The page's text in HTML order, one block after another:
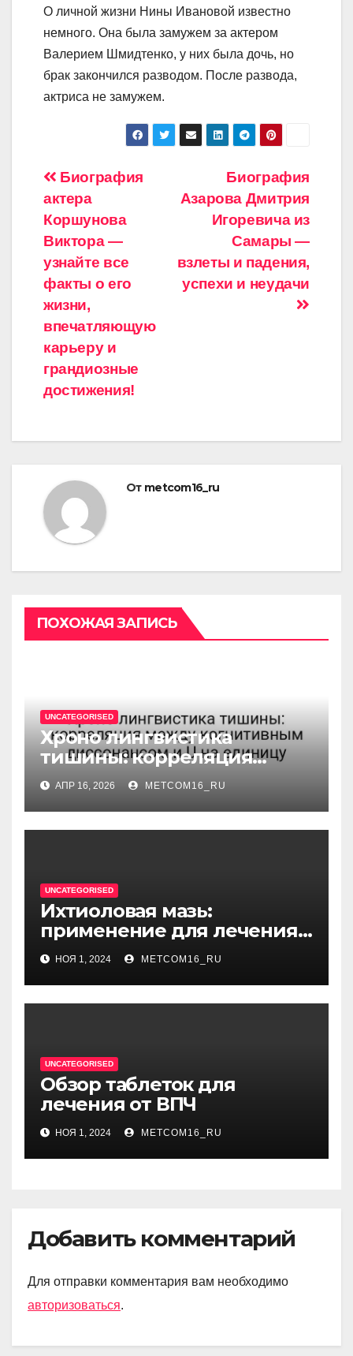
О личной жизни Нины Ивановой известно
немного. Она была замужем за актером
Валерием Шмидтенко, у них была дочь, но
брак закончился разводом. После развода,
актриса не замужем.
Навигация
по
записям
Биография
Азарова Дмитрия
Игоревича из
Самары —
взлеты и падения,
успехи и неудачи
Биография
актера
Коршунова
Виктора —
узнайте все
факты о его
жизни,
впечатляющую
карьеру и
грандиозные
достижения!
От metcom16_ru
ПОХОЖАЯ ЗАПИСЬ
UNCATEGORISED
Хроно лингвистика
тишины: корреляция
между когнитивным
диссонансом и U на
единицу
АПР 16, 2026 METCOM16_RU
UNCATEGORISED
Ихтиоловая мазь:
применение для лечения
фурункулов
НОЯ 1, 2024 METCOM16_RU
UNCATEGORISED
Обзор таблеток для
лечения от ВПЧ
НОЯ 1, 2024 METCOM16_RU
Добавить комментарий
Для отправки комментария вам необходимо
авторизоваться.